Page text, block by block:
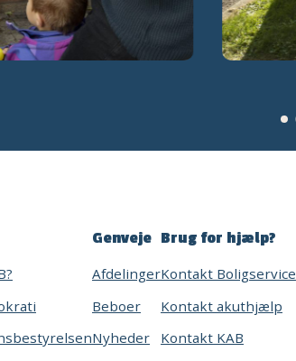
Genveje
Afdelinger
Beboer
Nyheder
Brug for hjælp?
Kontakt Boligservice
Kontakt akuthjælp
Kontakt KAB